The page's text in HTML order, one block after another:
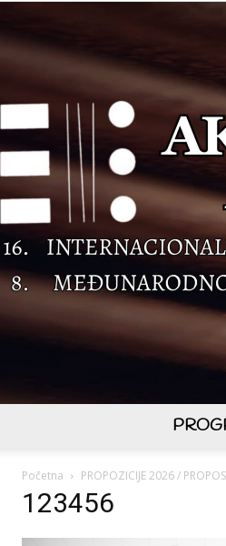
Početna PROPOZICIJE 2026 /
123456